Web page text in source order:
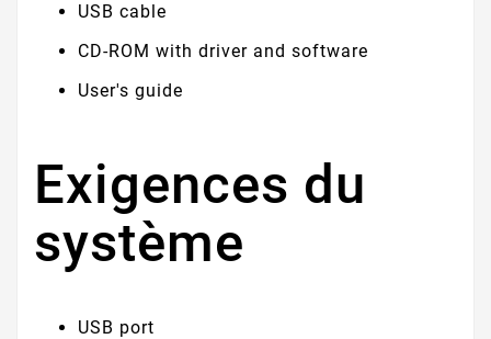
USB cable
CD-ROM with driver and software
User's guide
Exigences du
système
USB port